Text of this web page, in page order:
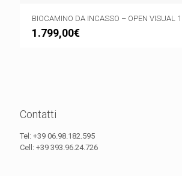
BIOCAMINO DA INCASSO – OPEN VISUAL
1.799,00€
Contatti
Tel: +39 06.98.182.595
Cell: +39 393.96.24.726